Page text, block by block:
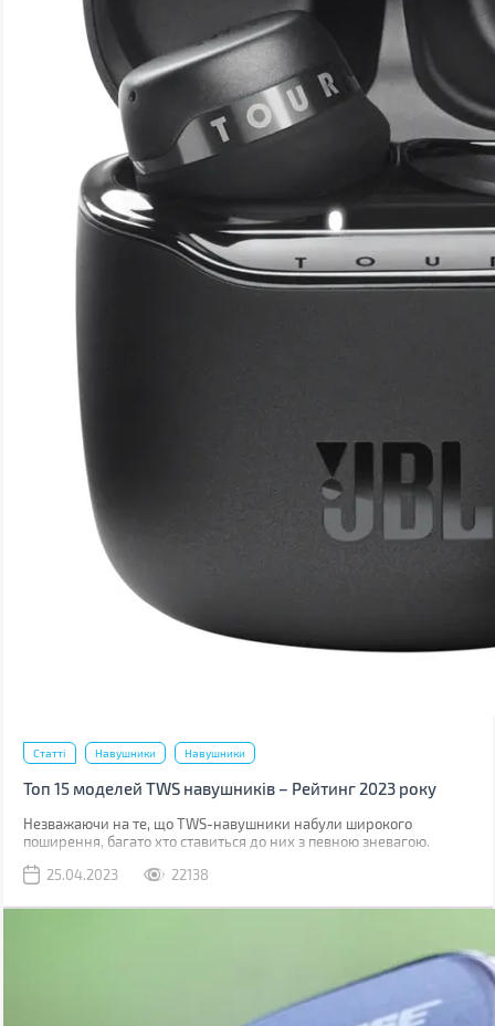
Статті Навушники Навушники
Топ 15 моделей TWS навушників – Рейтинг 2023 року
Незважаючи на те, що TWS-навушники набули широкого
поширення, багато хто ставиться до них з певною зневагою.
25.04.2023
22138